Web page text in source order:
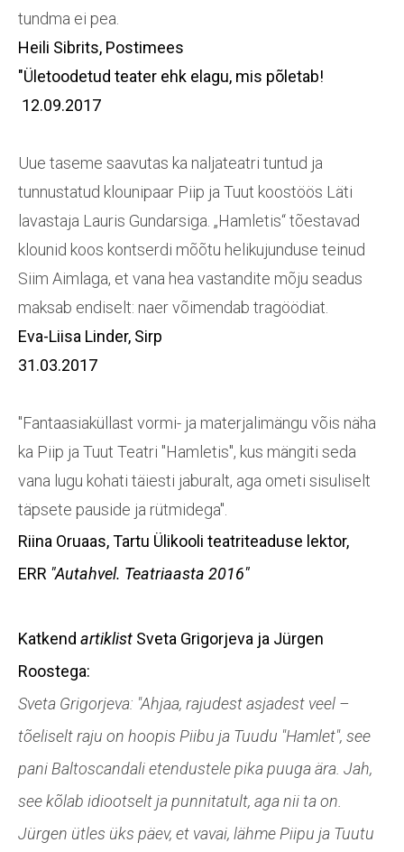
tundma ei pea.
Heili Sibrits, Postimees
"Ületoodetud teater ehk elagu, mis põletab!
12.09.2017
Uue taseme saavutas ka naljateatri tuntud ja
tunnustatud klounipaar Piip ja Tuut koostöös Läti
lavastaja Lauris Gundarsiga. „Hamletis“ tõestavad
klounid koos kontserdi mõõtu helikujunduse teinud
Siim Aimlaga, et vana hea vastandite mõju seadus
maksab endiselt: naer võimendab tragöödiat.
Eva-Liisa Linder, Sirp
31.03.2017
"Fantaasiaküllast vormi- ja materjalimängu võis näha
ka Piip ja Tuut Teatri "Hamletis", kus mängiti seda
vana lugu kohati täiesti jaburalt, aga ometi sisuliselt
täpsete pauside ja rütmidega".
Riina Oruaas, Tartu Ülikooli teatriteaduse lektor,
ERR "Autahvel. Teatriaasta 2016"
Katkend artiklist Sveta Grigorjeva ja Jürgen
Roostega:
Sveta Grigorjeva: "Ahjaa, rajudest asjadest veel –
tõeliselt raju on hoopis Piibu ja Tuudu "Hamlet", see
pani Baltoscandali etendustele pika puuga ära. Jah,
see kõlab idiootselt ja punnitatult, aga nii ta on.
Jürgen ütles üks päev, et vavai, lähme Piipu ja Tuutu